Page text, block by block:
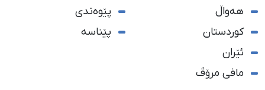
هەواڵ
کوردستان
ئێران
مافی مرۆڤ
پێوەندی
پێناسە